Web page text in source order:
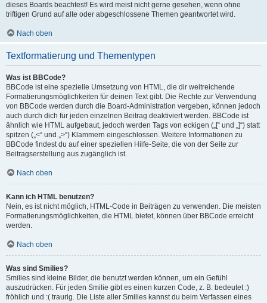
dieses Boards beachtest! Es wird meist nicht gerne gesehen, wenn ohne
triftigen Grund auf alte oder abgeschlossene Themen geantwortet wird.
Nach oben
Textformatierung und Thementypen
Was ist BBCode?
BBCode ist eine spezielle Umsetzung von HTML, die dir weitreichende
Formatierungsmöglichkeiten für deinen Text gibt. Die Rechte zur Verwendung
von BBCode werden durch die Board-Administration vergeben, können jedoch
auch durch dich für jeden einzelnen Beitrag deaktiviert werden. BBCode ist
ähnlich wie HTML aufgebaut, jedoch werden Tags von eckigen („[“ und „]“) statt
spitzen („<“ und „>“) Klammern eingeschlossen. Weitere Informationen zu
BBCode findest du auf einer speziellen Hilfe-Seite, die von der Seite zur
Beitragserstellung aus zugänglich ist.
Nach oben
Kann ich HTML benutzen?
Nein, es ist nicht möglich, HTML-Code in Beiträgen zu verwenden. Die meisten
Formatierungsmöglichkeiten, die HTML bietet, können über BBCode erreicht
werden.
Nach oben
Was sind Smilies?
Smilies sind kleine Bilder, die benutzt werden können, um ein Gefühl
auszudrücken. Für jeden Smilie gibt es einen kurzen Code, z. B. bedeutet :)
fröhlich und :( traurig. Die Liste aller Smilies kannst du beim Verfassen eines